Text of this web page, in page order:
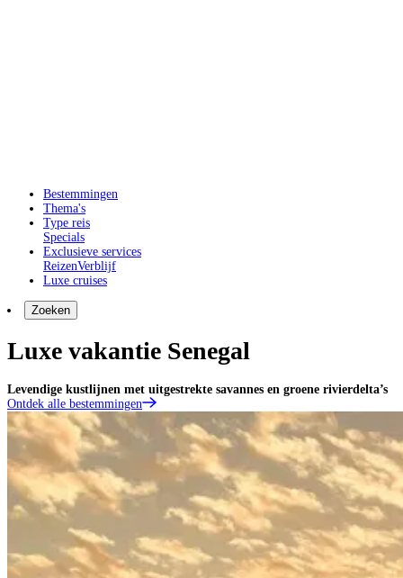
Bestemmingen
Thema's
Type reis
Specials
Exclusieve services
ReizenVerblijf
Luxe cruises
Zoeken
Luxe vakantie Senegal
Levendige kustlijnen met uitgestrekte savannes en groene rivierdelta’s
Ontdek alle bestemmingen